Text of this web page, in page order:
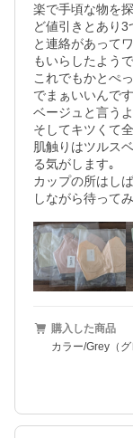
楽で手頃な物を
ど値引きとあり
と連絡があって
もいらしたよう
これでもかとぺ
でまぁいいんで
ベージュと言う
そしてキツくて
肌触りはツルス
る気がします｡
カップの所はし
しながら待って
購入した商品
カラー/Grey（